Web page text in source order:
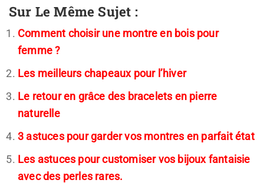
Sur Le Même Sujet :
Comment choisir une montre en bois pour
femme ?
Les meilleurs chapeaux pour l’hiver
Le retour en grâce des bracelets en pierre
naturelle
3 astuces pour garder vos montres en parfait état
Les astuces pour customiser vos bijoux fantaisie
avec des perles rares.